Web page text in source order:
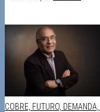
COBRE, FUTURO,